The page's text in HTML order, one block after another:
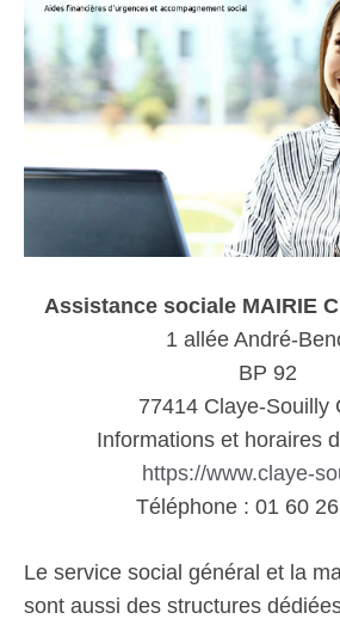
Assistance sociale MAIRIE
1 allée André-
BP 92
77414 Claye-Souilly
Informations et horaires
https://www.claye-
Téléphone : 01 60
Le service social général et la
sont aussi des structures